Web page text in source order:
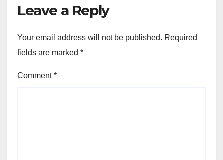
Leave a Reply
Your email address will not be published. Required
fields are marked *
Comment*